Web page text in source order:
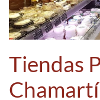
Tiendas